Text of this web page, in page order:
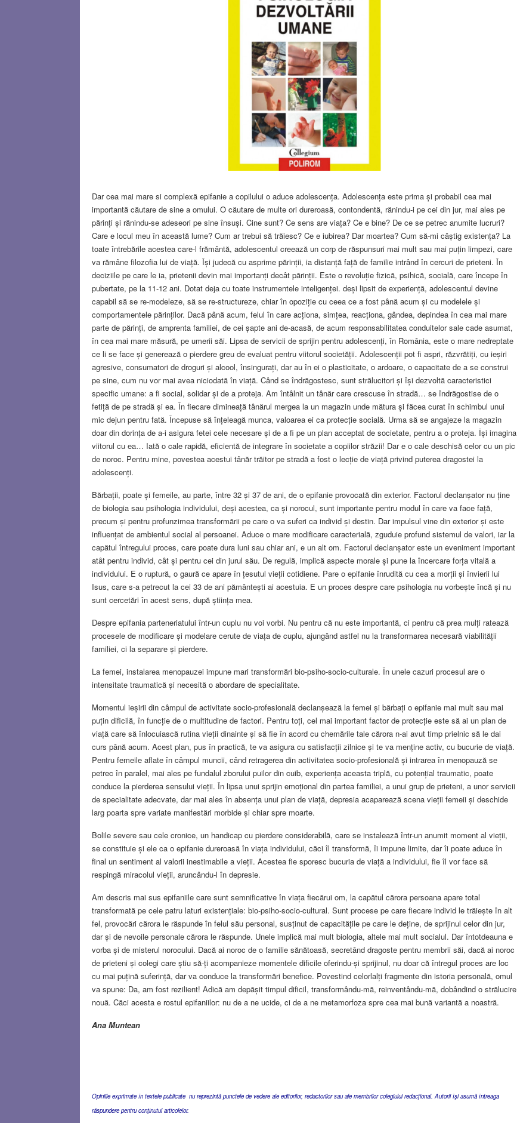
Dar cea mai mare si complexă epifanie a copilului o aduce adolescența. Adolescența este prima și probabil cea mai
importantă căutare de sine a omului. O căutare de multe ori dureroasă, contondentă, rănindu-i pe cei din jur, mai ales pe
părinți și rănindu-se adeseori pe sine însuși. Cine sunt? Ce sens are viața? Ce e bine? De ce se petrec anumite lucruri?
Care e locul meu în această lume? Cum ar trebui să trăiesc? Ce e iubirea? Dar moartea? Cum să-mi câștig existența? La
toate întrebările acestea care-l frământă, adolescentul creează un corp de răspunsuri mai mult sau mai puțin limpezi, care
va rămâne filozofia lui de viață. Își judecă cu asprime părinții, ia distanță față de familie intrând în cercuri de prieteni. În
deciziile pe care le ia, prietenii devin mai importanți decât părinții. Este o revoluție fizică, psihică, socială, care începe în
pubertate, pe la 11-12 ani. Dotat deja cu toate instrumentele inteligenței. deși lipsit de experiență, adolescentul devine
capabil să se re-modeleze, să se re-structureze, chiar în opoziție cu ceea ce a fost până acum și cu modelele și
comportamentele părinților. Dacă până acum, felul în care acționa, simțea, reacționa, gândea, depindea în cea mai mare
parte de părinți, de amprenta familiei, de cei șapte ani de-acasă, de acum responsabilitatea conduitelor sale cade asumat,
în cea mai mare măsură, pe umerii săi. Lipsa de servicii de sprijin pentru adolescenți, în România, este o mare nedreptate
ce li se face și generează o pierdere greu de evaluat pentru viitorul societății. Adolescenții pot fi aspri, răzvrătiți, cu ieșiri
agresive, consumatori de droguri și alcool, însingurați, dar au în ei o plasticitate, o ardoare, o capacitate de a se construi
pe sine, cum nu vor mai avea niciodată în viață. Când se îndrăgostesc, sunt strălucitori și își dezvoltă caracteristici
specific umane: a fi social, solidar și de a proteja. Am întâlnit un tânăr care crescuse în stradă… se îndrăgostise de o
fetiță de pe stradă și ea. În fiecare dimineață tânărul mergea la un magazin unde mătura și făcea curat în schimbul unui
mic dejun pentru fată. Începuse să înțeleagă munca, valoarea ei ca protecție socială. Urma să se angajeze la magazin
doar din dorința de a-i asigura fetei cele necesare și de a fi pe un plan acceptat de societate, pentru a o proteja. Își imagina
viitorul cu ea… Iată o cale rapidă, eficientă de integrare în societate a copiilor străzii! Dar e o cale deschisă celor cu un pic
de noroc. Pentru mine, povestea acestui tânăr trăitor pe stradă a fost o lecție de viață privind puterea dragostei la
adolescenți.
Bărbații, poate și femeile, au parte, între 32 și 37 de ani, de o epifanie provocată din exterior. Factorul declanșator nu ține
de biologia sau psihologia individului, deși acestea, ca și norocul, sunt importante pentru modul în care va face față,
precum și pentru profunzimea transformării pe care o va suferi ca individ și destin. Dar impulsul vine din exterior și este
influențat de ambientul social al persoanei. Aduce o mare modificare caracterială, zguduie profund sistemul de valori, iar la
capătul întregului proces, care poate dura luni sau chiar ani, e un alt om. Factorul declanșator este un eveniment important
atât pentru individ, cât și pentru cei din jurul său. De regulă, implică aspecte morale și pune la încercare forța vitală a
individului. E o ruptură, o gaură ce apare în țesutul vieții cotidiene. Pare o epifanie înrudită cu cea a morții și învierii lui
Isus, care s-a petrecut la cei 33 de ani pământești ai acestuia. E un proces despre care psihologia nu vorbește încă și nu
sunt cercetări în acest sens, după știința mea.
Despre epifania parteneriatului într-un cuplu nu voi vorbi. Nu pentru că nu este importantă, ci pentru că prea mulți ratează
procesele de modificare și modelare cerute de viața de cuplu, ajungând astfel nu la transformarea necesară viabilității
familiei, ci la separare și pierdere.
La femei, instalarea menopauzei impune mari transformări bio-psiho-socio-culturale. În unele cazuri procesul are o
intensitate traumatică și necesită o abordare de specialitate.
Momentul ieșirii din câmpul de activitate socio-profesională declanșează la femei și bărbați o epifanie mai mult sau mai
puțin dificilă, în funcție de o multitudine de factori. Pentru toți, cel mai important factor de protecție este să ai un plan de
viață care să înlocuiască rutina vieții dinainte și să fie în acord cu chemările tale cărora n-ai avut timp prielnic să le dai
curs până acum. Acest plan, pus în practică, te va asigura cu satisfacții zilnice și te va menține activ, cu bucurie de viață.
Pentru femeile aflate în câmpul muncii, când retragerea din activitatea socio-profesională și intrarea în menopauză se
petrec în paralel, mai ales pe fundalul zborului puilor din cuib, experiența aceasta triplă, cu potențial traumatic, poate
conduce la pierderea sensului vieții. În lipsa unui sprijin emoțional din partea familiei, a unui grup de prieteni, a unor servicii
de specialitate adecvate, dar mai ales în absența unui plan de viață, depresia acaparează scena vieții femeii și deschide
larg poarta spre variate manifestări morbide și chiar spre moarte.
Bolile severe sau cele cronice, un handicap cu pierdere considerabilă, care se instalează într-un anumit moment al vieții,
se constituie și ele ca o epifanie dureroasă în viața individului, căci îl transformă, îi impune limite, dar îi poate aduce în
final un sentiment al valorii inestimabile a vieții. Acestea fie sporesc bucuria de viață a individului, fie îl vor face să
respingă miracolul vieții, aruncându-l în depresie.
Am descris mai sus epifaniile care sunt semnificative în viața fiecărui om, la capătul cărora persoana apare total
transformată pe cele patru laturi existențiale: bio-psiho-socio-cultural. Sunt procese pe care fiecare individ le trăiește în alt
fel, provocări cărora le răspunde în felul său personal, susținut de capacitățile pe care le deține, de sprijinul celor din jur,
dar și de nevoile personale cărora le răspunde. Unele implică mai mult biologia, altele mai mult socialul. Dar întotdeauna e
vorba și de misterul norocului. Dacă ai noroc de o familie sănătoasă, secretând dragoste pentru membrii săi, dacă ai noroc
de prieteni și colegi care știu să-ți acompanieze momentele dificile oferindu-și sprijinul, nu doar că întregul proces are loc
cu mai puțină suferință, dar va conduce la transformări benefice. Povestind celorlalți fragmente din istoria personală, omul
va spune: Da, am fost rezilient! Adică am depășit timpul dificil, transformându-mă, reinventându-mă, dobândind o strălucire
nouă. Căci acesta e rostul epifaniilor: nu de a ne ucide, ci de a ne metamorfoza spre cea mai bună variantă a noastră.
Ana Muntean
Opiniile exprimate în textele publicate nu reprezintă punctele de vedere ale editorilor, redactorilor sau ale membrilor colegiului redacţional. Autorii îşi asumă întreaga
răspundere pentru conţinutul articolelor.